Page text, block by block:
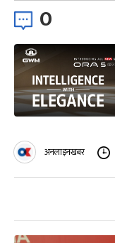
0
अनलाइनखबर